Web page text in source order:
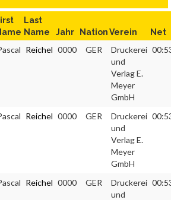
Last
Name
Jahr NationVerein Net
Reichel 0000 GER
Druckerei
und
Verlag E.
Meyer
GmbH
Reichel 0000 GER
Druckerei
und
Verlag E.
Meyer
GmbH
Reichel 0000 GER
Druckerei
und